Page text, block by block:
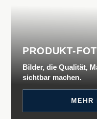
PRODUKT-
Bilder, die Qualität,
sichtbar machen.
MEHR